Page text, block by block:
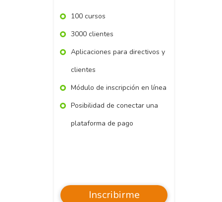
100 cursos
3000 clientes
Aplicaciones para directivos y
clientes
Módulo de inscripción en línea
Posibilidad de conectar una
plataforma de pago
Inscribirme